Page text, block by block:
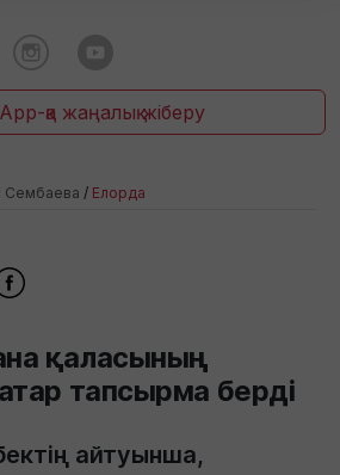
қа жаңалық жіберу
Сембаева / Елорда
қаласының
тапсырма берді
айтуынша,